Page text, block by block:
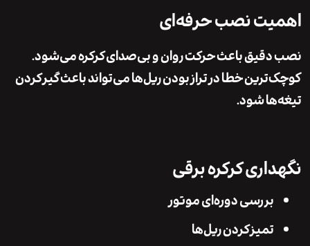
نصب حرفه‌ای
باعث حرکت روان و بی‌صدای کرکره می‌شود.
خطا در تراز بودن ریل‌ها می‌تواند باعث گیر کردن
شود.
کرکره برقی
بررسی دوره‌ای موتور
تمیز کردن ریل‌ها